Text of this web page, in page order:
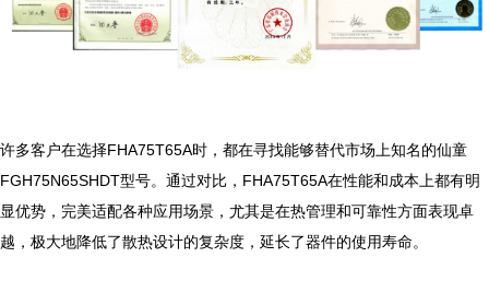
许多客户在选择FHA75T65A时，都在寻找能够替代市场上知名的仙童
FGH75N65SHDT型号。通过对比，FHA75T65A在性能和成本上都有明
显优势，完美适配各种应用场景，尤其是在热管理和可靠性方面表现卓
越，极大地降低了散热设计的复杂度，延长了器件的使用寿命。